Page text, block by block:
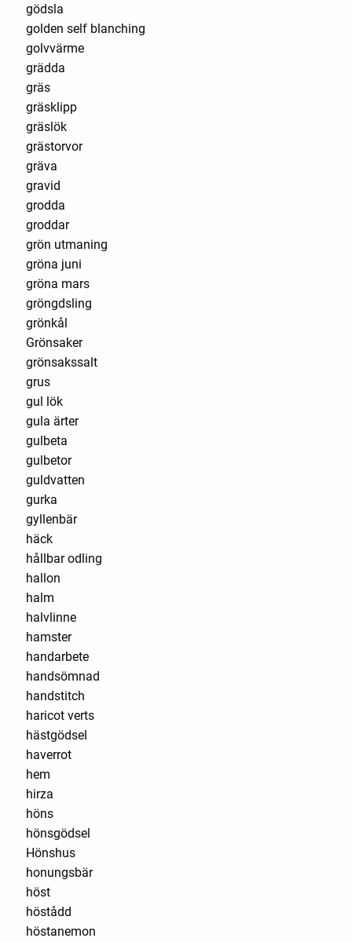
gödsla
golden self blanching
golvvärme
grädda
gräs
gräsklipp
gräslök
grästorvor
gräva
gravid
grodda
groddar
grön utmaning
gröna juni
gröna mars
gröngdsling
grönkål
Grönsaker
grönsakssalt
grus
gul lök
gula ärter
gulbeta
gulbetor
guldvatten
gurka
gyllenbär
häck
hållbar odling
hallon
halm
halvlinne
hamster
handarbete
handsömnad
handstitch
haricot verts
hästgödsel
haverrot
hem
hirza
höns
hönsgödsel
Hönshus
honungsbär
höst
höstådd
höstanemon